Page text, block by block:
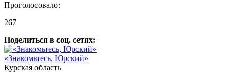
Проголосовало:
267
Поделиться в соц. сетях:
«Знакомьтесь, Юрский»
Курская область